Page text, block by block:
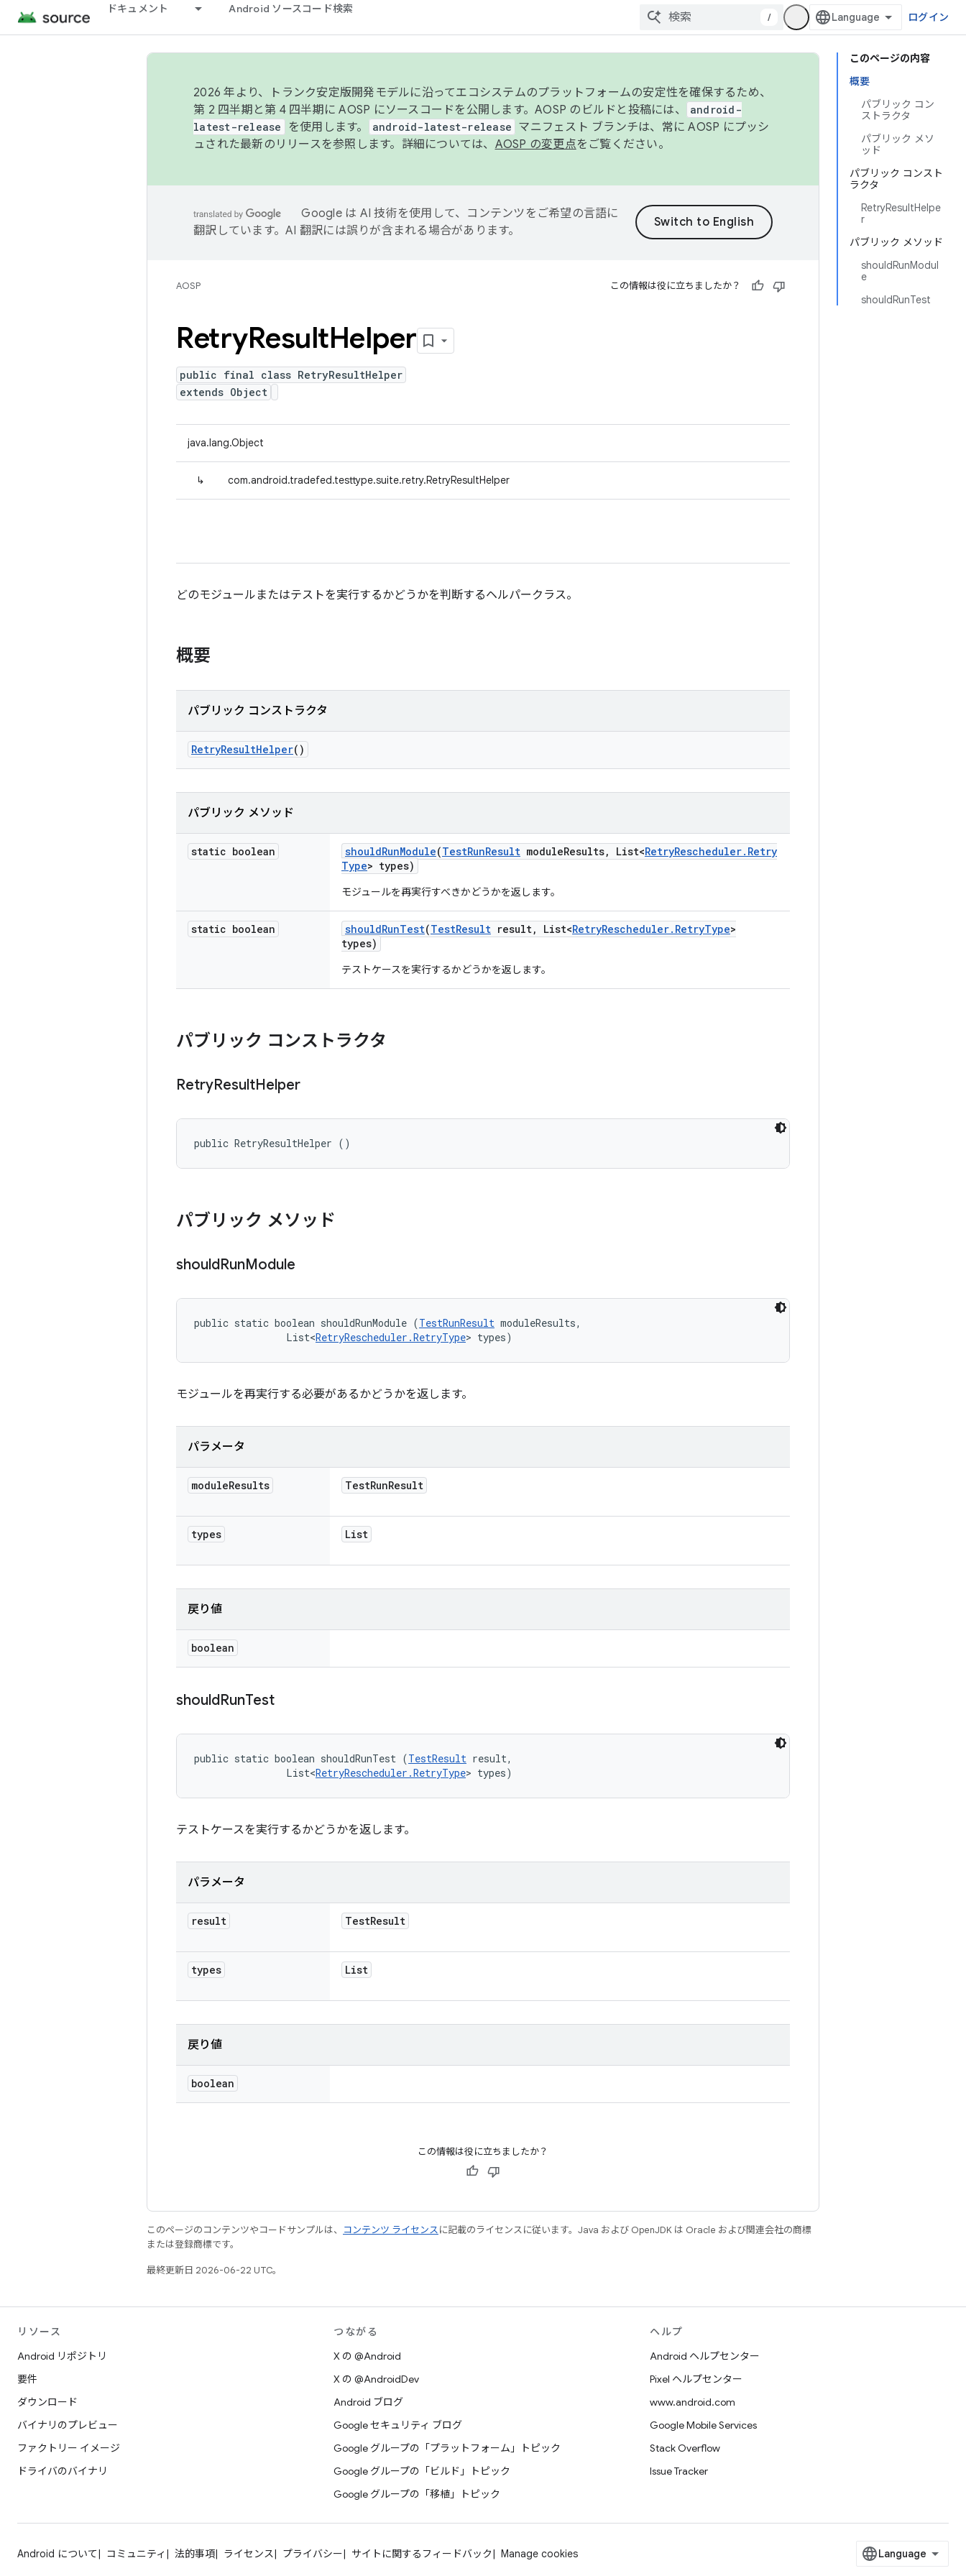
ドキュメント Android ソースコード検索
/ ログイン
このページの内容
概要
パブリック コン
ストラクタ
パブリック メソ
ッド
パブリック コンスト
ラクタ
RetryResultHelpe
r
パブリック メソッド
shouldRunModul
e
shouldRunTest
2026 年より、トランク安定版開発モデルに沿ってエコシステムのプラットフォームの安定性を確保するため、
第 2 四半期と第 4 四半期に AOSP にソースコードを公開します。AOSP のビルドと投稿には、
android-
latest-release
を使用します。 android-latest-release マニフェスト ブランチは、常に AOSP にプッシ
ュされた最新のリリースを参照します。詳細については、 AOSP の変更点をご覧ください。
Google は AI 技術を使用して、コンテンツをご希望の言語に
翻訳しています。AI 翻訳には誤りが含まれる場合があります。
AOSP この情報は役に立ちましたか？
RetryResultHelper
public final class RetryResultHelper
extends Object
java.lang.Object
↳ com.android.tradefed.testtype.suite.retry.RetryResultHelper
どのモジュールまたはテストを実行するかどうかを判断するヘルパークラス。
概要
パブリック コンストラクタ
RetryResultHelper()
パブリック メソッド
static boolean shouldRunModule(TestRunResult moduleResults, List<RetryRescheduler. Retry
Type> types)
モジュールを再実行すべきかどうかを返します。
static boolean shouldRunTest(TestResult result, List<RetryRescheduler. RetryType>
types)
テストケースを実行するかどうかを返します。
パブリック コンストラクタ
RetryResultHelper
public RetryResultHelper ()
パブリック メソッド
shouldRunModule
public static boolean shouldRunModule (TestRunResult moduleResults,
                List<
RetryRescheduler.RetryType> types)
モジュールを再実行する必要があるかどうかを返します。
パラメータ
moduleResults TestRunResult
types List
戻り値
boolean
shouldRunTest
public static boolean shouldRunTest (TestResult result,
                List<
RetryRescheduler.RetryType> types)
テストケースを実行するかどうかを返します。
パラメータ
result TestResult
types List
戻り値
boolean
この情報は役に立ちましたか？
このページのコンテンツやコードサンプルは、 コンテンツ ライセンスに記載のライセンスに従います。Java および OpenJDK は Oracle および関連会社の商標
または登録商標です。
最終更新日 2026-06-22 UTC。
リソース
Android リポジトリ
要件
ダウンロード
バイナリのプレビュー
ファクトリー イメージ
ドライバのバイナリ
つながる
X の @Android
X の @AndroidDev
Android ブログ
Google セキュリティ ブログ
Google グループの「プラットフォーム」トピック
Google グループの「ビルド」トピック
Google グループの「移植」トピック
ヘルプ
Android ヘルプセンター
Pixel ヘルプセンター
www.android.com
Google Mobile Services
Stack Overflow
Issue Tracker
Android について コミュニティ 法的事項 ライセンス プライバシー サイトに関するフィードバック Manage cookies